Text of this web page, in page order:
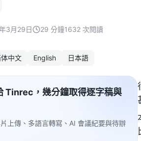
3月29日 29 分鐘1632 次閱讀
中文 English 日本語
Tinrec，幾分鐘取得逐字稿與
上傳、多語言轉寫、AI 會議紀要與待辦